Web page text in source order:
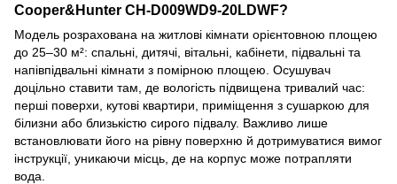
Cooper&Hunter CH-D009WD9-20LDWF?
Модель розрахована на житлові кімнати орієнтовною площею
до 25–30 м²: спальні, дитячі, вітальні, кабінети, підвальні та
напівпідвальні кімнати з помірною площею. Осушувач
доцільно ставити там, де вологість підвищена тривалий час:
перші поверхи, кутові квартири, приміщення з сушаркою для
білизни або близькістю сирого підвалу. Важливо лише
встановлювати його на рівну поверхню й дотримуватися вимог
інструкції, уникаючи місць, де на корпус може потрапляти
вода.